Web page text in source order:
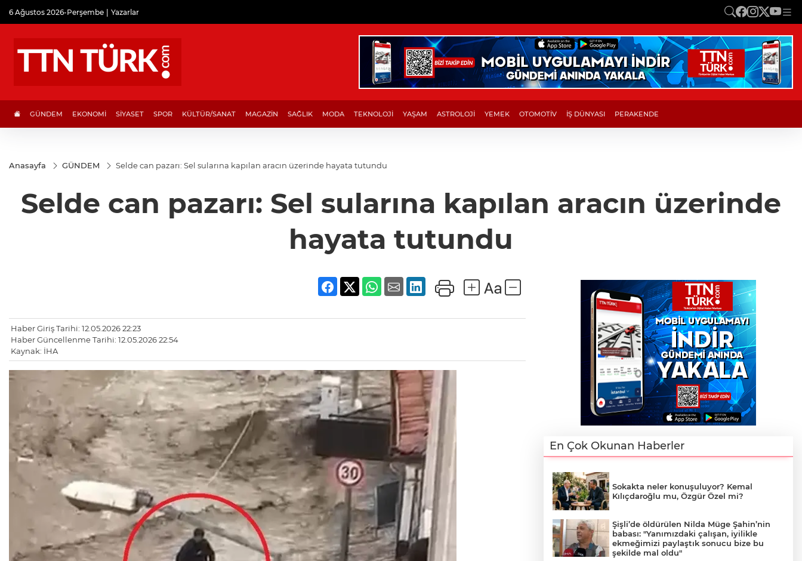
6 Ağustos 2026-Perşembe Yazarlar
GÜNDEM EKONOMİ SİYASET SPOR KÜLTÜR/SANAT MAGAZİN SAĞLIK MODA TEKNOLOJİ YAŞAM ASTROLOJİ YEMEK OTOMOTİV İŞ DÜNYASI PERAKENDE
Anasayfa GÜNDEM Selde can pazarı: Sel sularına kapılan aracın üzerinde hayata tutundu
Selde can pazarı: Sel sularına kapılan aracın üzerinde
hayata tutundu
Haber Giriş Tarihi: 12.05.2026 22:23
Haber Güncellenme Tarihi: 12.05.2026 22:54
Kaynak: İHA
En Çok Okunan Haberler
Sokakta neler konuşuluyor? Kemal
Kılıçdaroğlu mu, Özgür Özel mi?
Şişli’de öldürülen Nilda Müge Şahin’nin
babası: "Yanımızdaki çalışan, iyilikle
ekmeğimizi paylaştık sonucu bize bu
şekilde mal oldu"